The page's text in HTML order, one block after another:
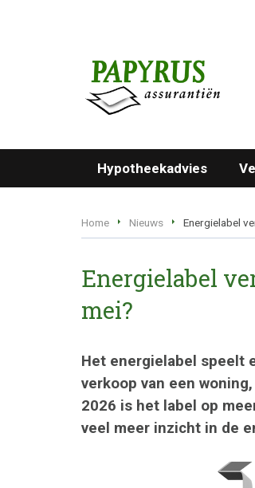
Hypotheekadvies
Home Nieuws Energielabel
Energielabel
mei?
Het energielabel speelt
verkoop van een
2026 is het label op
veel meer inzicht in de